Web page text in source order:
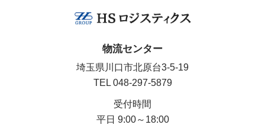
物流センター
埼玉県川口市北原台3-5-19
TEL 048-297-5879
受付時間
平日 9:00～18:00